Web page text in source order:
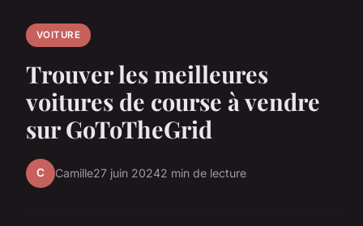
VOITURE
Trouver les meilleures
voitures de course à vendre
sur GoToTheGrid
C Camille27 juin 20242 min de lecture